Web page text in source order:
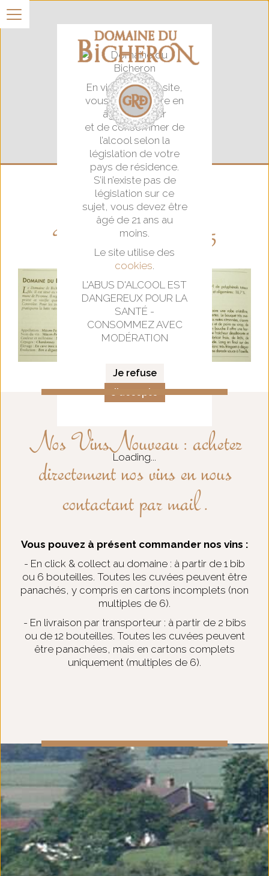
En visitant notre site,
vous certifiez être en
âge d’acheter
et de consommer de
l’alcool selon la
législation de votre
pays de résidence.
S’il n’existe pas de
législation sur ce
sujet, vous devez être
âgé de 21 ans au
moins.
Le site utilise des
cookies.
L'ABUS D'ALCOOL EST
DANGEREUX POUR LA
SANTÉ -
CONSOMMEZ AVEC
MODÉRATION
Je refuse
J'accepte
Loading...
Vins et santé 2005
Nos VinsNouveau : achetez
directement nos vins en nous
contactant par mail .
Vous pouvez à présent commander nos vins :
- En click & collect au domaine : à partir de 1 bib
ou 6 bouteilles. Toutes les cuvées peuvent être
panachés, y compris en cartons incomplets (non
multiples de 6).
- En livraison par transporteur : à partir de 2 bibs
ou de 12 bouteilles. Toutes les cuvées peuvent
être panachées, mais en cartons complets
uniquement (multiples de 6).